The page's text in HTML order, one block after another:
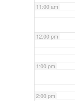
11:00 am
12:00 pm
1:00 pm
2:00 pm